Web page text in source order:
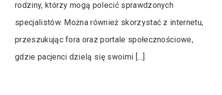
rodziny, którzy mogą polecić sprawdzonych
specjalistów. Można również skorzystać z internetu,
przeszukując fora oraz portale społecznościowe,
gdzie pacjenci dzielą się swoimi […]